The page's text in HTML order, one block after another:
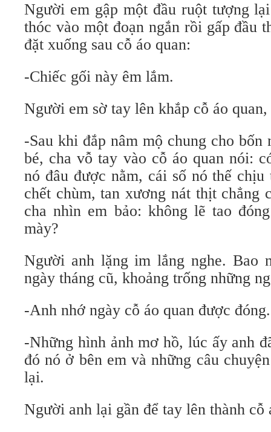
Người em gập một đầu ruột tượng
thóc vào một đoạn ngắn rồi gấp đầu
đặt xuống sau cỗ áo quan:
-Chiếc gối này êm lắm.
Người em sờ tay lên khắp cỗ áo
-Sau khi đắp nâm mộ chung cho
bé, cha vỗ tay vào cỗ áo quan nói:
nó đâu được nằm, cái số nó thế
chết chùm, tan xương nát thịt chẳng
cha nhìn em bảo: không lẽ tao
mày?
Người anh lặng im lắng nghe. Bao
ngày tháng cũ, khoảng trống những
-Anh nhớ ngày cỗ áo quan được
-Những hình ảnh mơ hồ, lúc ấy anh
đó nó ở bên em và những câu
lại.
Người anh lại gần để tay lên thành cỗ